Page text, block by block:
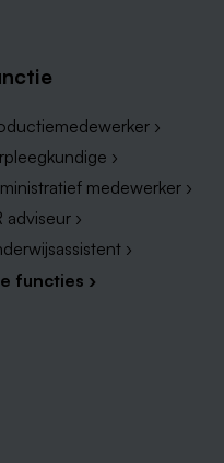
›
›
medewerker ›
adviseur ›
›
functies ›